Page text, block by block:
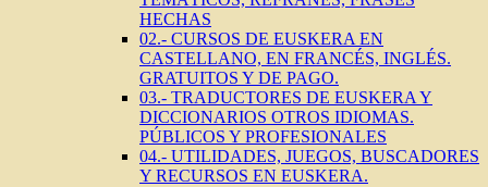
HECHAS
02.- CURSOS DE EUSKERA EN
CASTELLANO, EN FRANCÉS, INGLÉS.
GRATUITOS Y DE PAGO.
03.- TRADUCTORES DE EUSKERA Y
DICCIONARIOS OTROS IDIOMAS.
PÚBLICOS Y PROFESIONALES
04.- UTILIDADES, JUEGOS, BUSCADORES
Y RECURSOS EN EUSKERA.